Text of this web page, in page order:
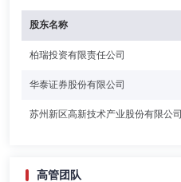
股东名称
柏瑞投资有限责任公司
华泰证券股份有限公司
苏州新区高新技术产业股份有限公司
高管团队